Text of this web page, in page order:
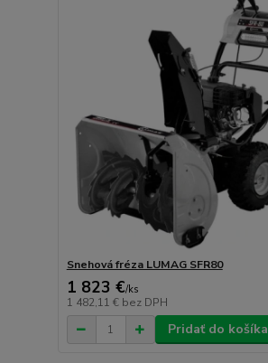
Snehová fréza LUMAG SFR80
1 823 €/ks
1 482,11 € bez DPH
Pridať do košíka